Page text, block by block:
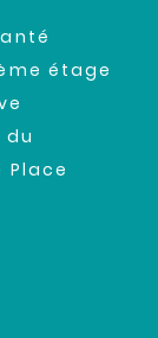
étage
Place